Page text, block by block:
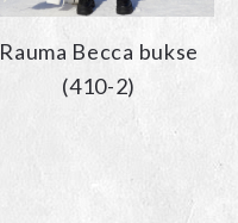
Rauma Becca bukse
(410-2)